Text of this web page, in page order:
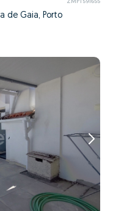
ZMPT591655
de Gaia, Porto